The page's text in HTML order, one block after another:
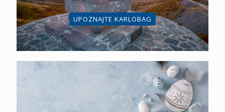
UPOZNAJTE KARLOBAG